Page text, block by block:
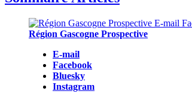
Région Gascogne Prospective
E-mail
Facebook
Bluesky
Instagram